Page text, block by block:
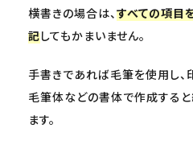
横書きの場合は、 すべての項目
記してもかまいません。
手書きであれば毛筆を使用し、
毛筆体などの書体で作成する
ます。